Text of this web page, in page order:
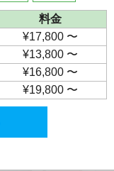
料金
¥17,800 〜
¥13,800 〜
¥16,800 〜
¥19,800 〜